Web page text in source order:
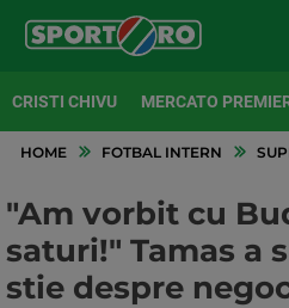
CRISTI CHIVU MERCATO
HOME FOTBAL INTERN
"Am vorbit cu
saturi!" Tamas a
stie despre